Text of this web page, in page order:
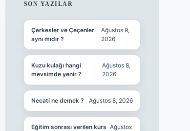
SIDEBAR
SON YAZILAR
Çerkesler ve Çeçenler
aynı mıdır ?
Ağustos 9,
2026
Kuzu kulağı hangi
mevsimde yenir ?
Ağustos 8,
2026
Necati ne demek ? Ağustos 8, 2026
Eğitim sonrası verilen kurs Ağustos